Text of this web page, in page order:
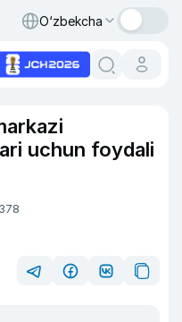
O‘zbekcha
uchun foydali